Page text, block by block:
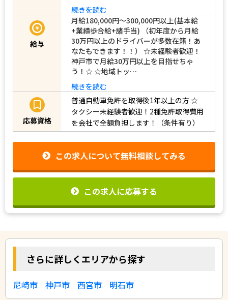
続きを読む
給与
月給180,000円～300,000円以上(基本給
+業績歩合給+諸手当) （初年度から月給
30万円以上のドライバーが多数在籍！あ
なたもできます！！） ☆未経験者歓迎！
神戸市で月給30万円以上を目指せちゃ
う！☆ ☆地域トッ…
続きを読む
応募資格
普通自動車免許を取得後1年以上の方☆
タクシー未経験者歓迎！2種免許取得費用
を会社で全額負担します！（条件有り）
この求人について無料相談してみる
この求人に応募する
さらに詳しくエリアから探す
尼崎市 神戸市 西宮市 明石市